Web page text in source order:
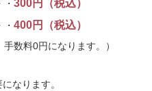
300円（税込）
400円（税込）
数料0円になります。）
なります。